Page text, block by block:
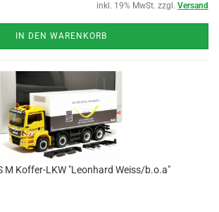
inkl. 19% MwSt. zzgl. Versand
IN DEN WARENKORB
M Koffer-LKW "Leonhard Weiss/b.o.a"